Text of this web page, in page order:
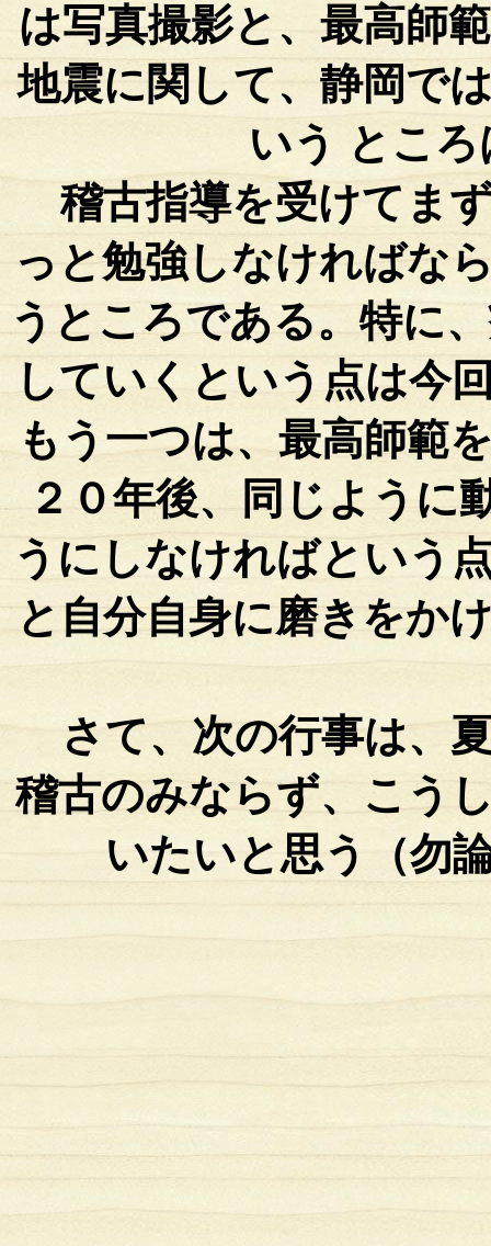
は写真撮影と、最高師
地震に関して、静岡で
いう とこ
稽古指導を受けてま
っと勉強しなければな
うところである。特に
していくという点は今
もう一つは、最高師範
２０年後、同じように
うにしなければという
と自分自身に磨きをか
さて、次の行事は、
稽古のみならず、こう
いたいと思う（勿